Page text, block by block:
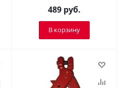
489 руб.
В корзину